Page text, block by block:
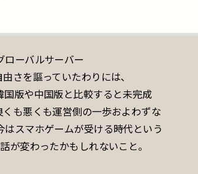
ローバルサーバー
さを謳っていたわりには、
版や中国版と比較すると未完成
も悪くも運営側の一歩およわずな
スマホゲームが受ける時代という
が変わったかもしれないこと。